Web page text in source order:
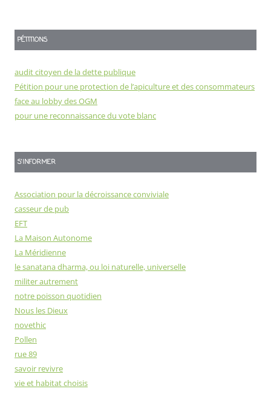
PÉTITIONS
audit citoyen de la dette publique
Pétition pour une protection de l’apiculture et des consommateurs
face au lobby des OGM
pour une reconnaissance du vote blanc
S'INFORMER
Association pour la décroissance conviviale
casseur de pub
EFT
La Maison Autonome
La Méridienne
le sanatana dharma, ou loi naturelle, universelle
militer autrement
notre poisson quotidien
Nous les Dieux
novethic
Pollen
rue 89
savoir revivre
vie et habitat choisis